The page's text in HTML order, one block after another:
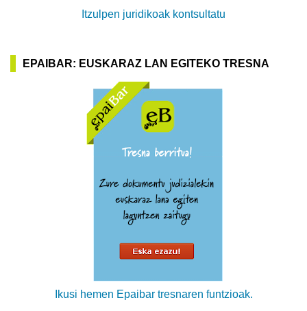
Itzulpen juridikoak kontsultatu
EPAIBAR: EUSKARAZ LAN EGITEKO TRESNA
Ikusi hemen Epaibar tresnaren funtzioak.